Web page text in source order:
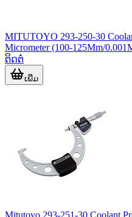
MITUTOYO 293-250-30
Micrometer (100-125Mm/
ຕິດຕໍ່
ເພີ່ມ
Mitutoyo 293-251-30 Coolant